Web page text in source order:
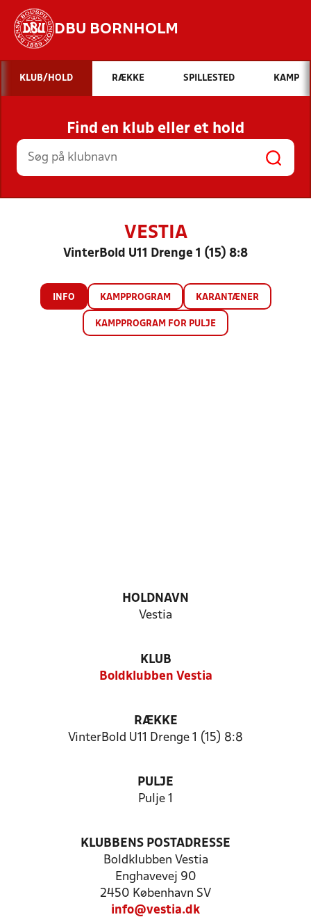
DBU BORNHOLM
Hvad vil du søge efter?
INDHOLD OG NYHEDER
STILLINGER, RESULTATER, KLUBBER OG
HOLD
KLUB/HOLD RÆKKE SPILLESTED KAMP
Find en klub eller et hold
VESTIA
VinterBold U11 Drenge 1 (15) 8:8
INFO KAMPPROGRAM KARANTÆNER
KAMPPROGRAM FOR PULJE
HOLDNAVN
Vestia
KLUB
Boldklubben Vestia
RÆKKE
VinterBold U11 Drenge 1 (15) 8:8
PULJE
Pulje 1
KLUBBENS POSTADRESSE
Boldklubben Vestia
Enghavevej 90
2450 København SV
info@vestia.dk